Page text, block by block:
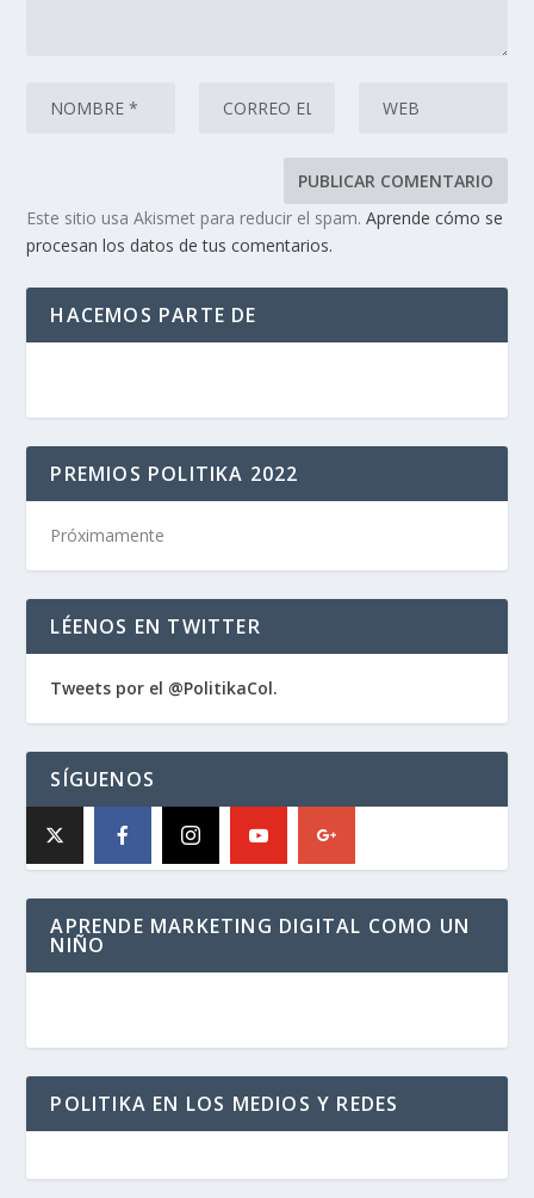
Este sitio usa Akismet para reducir el spam.Aprende cómo se
procesan los datos de tus comentarios.
HACEMOS PARTE DE
PREMIOS POLITIKA 2022
Próximamente
LÉENOS EN TWITTER
Tweets por el @PolitikaCol.
SÍGUENOS
APRENDE MARKETING DIGITAL COMO UN
NIÑO
POLITIKA EN LOS MEDIOS Y REDES